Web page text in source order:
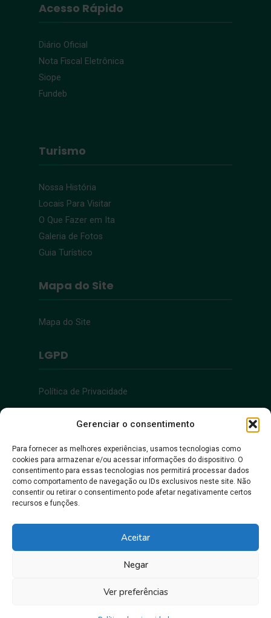
Gerenciar o consentimento
Para fornecer as melhores experiências, usamos tecnologias como
cookies para armazenar e/ou acessar informações do dispositivo. O
consentimento para essas tecnologias nos permitirá processar dados
como comportamento de navegação ou IDs exclusivos neste site. Não
consentir ou retirar o consentimento pode afetar negativamente certos
recursos e funções.
Aceitar
Negar
Ver preferências
Acesso Rápido
Diário Oficial
Nota Fiscal Eletrônica
Siope
Fundeb
Turismo
Nossa História
Locais Para Visitar
O Que Fazer em Ita
Galeria de Fotos
Guia Turístico
Mapa do Site
Mapa do Site
LGPD
Política de Privacidade
Acessibilidade
Acessibilidade